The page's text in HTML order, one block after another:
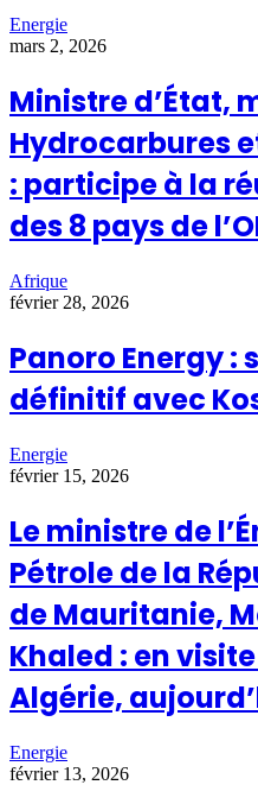
Energie
mars 2, 2026
Ministre d’État,
Hydrocarbures
: participe à la
des 8 pays de
Afrique
février 28, 2026
Panoro Energy :
définitif avec
Energie
février 15, 2026
Le ministre de
Pétrole de la
de Mauritanie,
Khaled : en
Algérie,
Energie
février 13, 2026